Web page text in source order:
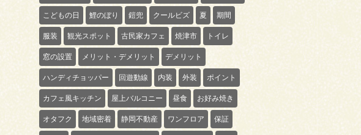
こどもの日 鯉のぼり 鎧兜 クールビズ 夏 期間
服装 観光スポット 古民家カフェ 焼津市 トイレ
窓の設置 メリット・デメリット デメリット
ハンディチョッパー 回遊動線 内装 外装 ポイント
カフェ風キッチン 屋上バルコニー 昼食 お好み焼き
オタフク 地域密着 静岡不動産 ワンフロア 保証